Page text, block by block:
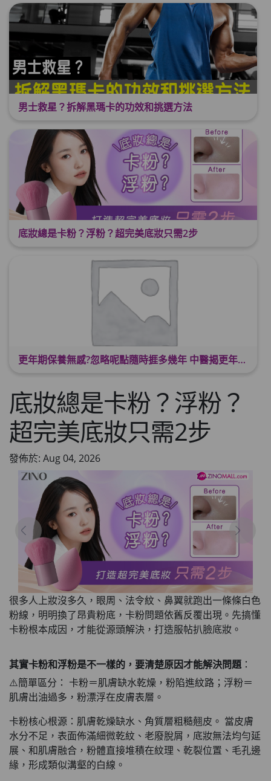
男士救星？拆解黑瑪卡的功效和挑選方法
底妝總是卡粉？浮粉？超完美底妝只需2步
更年期保養無感?忽略呢點隨時捱多幾年 中醫揭更年保養關鍵 輕鬆舒適渡過更年期
底妝總是卡粉？浮粉？
超完美底妝只需2步
發佈於: Aug 04, 2026
很多人上妝沒多久，眼周、法令紋、鼻翼就跑出一條條白色
粉線，明明換了昂貴粉底，卡粉問題依舊反覆出現。先搞懂
卡粉根本成因，才能從源頭解決，打造服帖扒臉底妝。
其實卡粉和浮粉是不一樣的，要清楚原因才能解決問題 ：
⚠️簡單區分： 卡粉＝肌膚缺水乾燥，粉陷進紋路；浮粉＝
肌膚出油過多，粉漂浮在皮膚表層。
卡粉核心根源：肌膚乾燥缺水、角質層粗糙翹皮。 當皮膚
水分不足，表面佈滿細微乾紋、老廢脫屑，底妝無法均勻延
展、和肌膚融合，粉體直接堆積在紋理、乾裂位置、毛孔邊
緣，形成類似溝壑的白線。